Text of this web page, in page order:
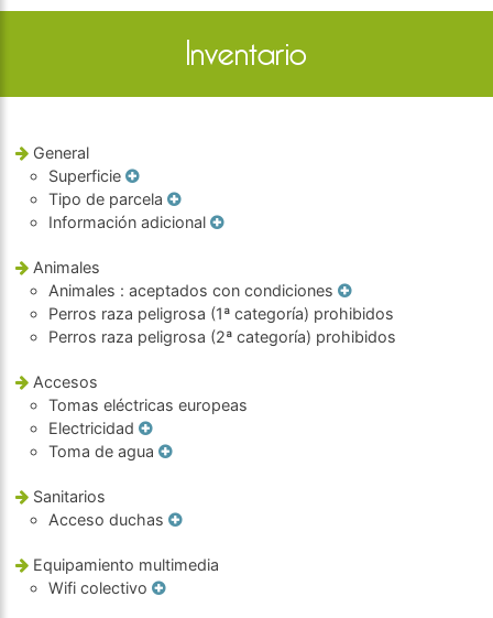
Inventario
General
Superficie
Tipo de parcela
Información adicional
Animales
Animales : aceptados con condiciones
Perros raza peligrosa (1ª categoría) prohibidos
Perros raza peligrosa (2ª categoría) prohibidos
Accesos
Tomas eléctricas europeas
Electricidad
Toma de agua
Sanitarios
Acceso duchas
Equipamiento multimedia
Wifi colectivo